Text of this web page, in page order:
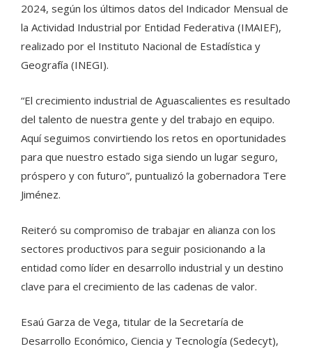
2024, según los últimos datos del Indicador Mensual de
la Actividad Industrial por Entidad Federativa (IMAIEF),
realizado por el Instituto Nacional de Estadística y
Geografía (INEGI).
“El crecimiento industrial de Aguascalientes es resultado
del talento de nuestra gente y del trabajo en equipo.
Aquí seguimos convirtiendo los retos en oportunidades
para que nuestro estado siga siendo un lugar seguro,
próspero y con futuro”, puntualizó la gobernadora Tere
Jiménez.
Reiteró su compromiso de trabajar en alianza con los
sectores productivos para seguir posicionando a la
entidad como líder en desarrollo industrial y un destino
clave para el crecimiento de las cadenas de valor.
Esaú Garza de Vega, titular de la Secretaría de
Desarrollo Económico, Ciencia y Tecnología (Sedecyt),